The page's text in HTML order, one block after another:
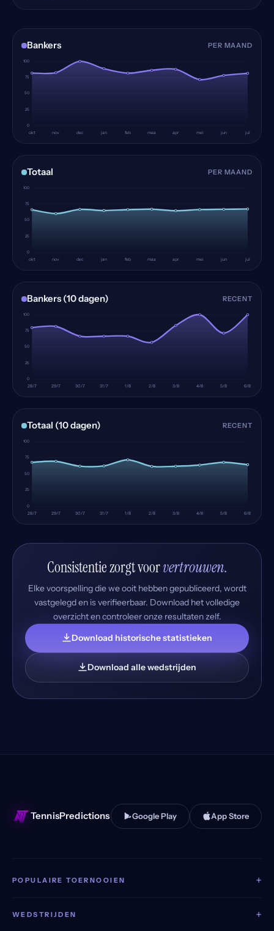
Bankers PER MAAND
0
25
50
75
100
okt nov dec jan feb maa apr mei jun jul
Totaal PER MAAND
0
25
50
75
100
okt nov dec jan feb maa apr mei jun jul
Bankers (10 dagen) RECENT
0
25
50
75
100
28/7 29/7 30/7 31/7 1/8 2/8 3/8 4/8 5/8 6/8
Totaal (10 dagen) RECENT
0
25
50
75
100
28/7 29/7 30/7 31/7 1/8 2/8 3/8 4/8 5/8 6/8
Consistentie zorgt voorvertrouwen.
Elke voorspelling die we ooit hebben gepubliceerd, wordt
vastgelegd en is verifieerbaar. Download het volledige
overzicht en controleer onze resultaten zelf.
Download historische statistieken
Download alle wedstrijden
TennisPredictions Google Play App Store
POPULAIRE TOERNOOIEN +
WEDSTRIJDEN +